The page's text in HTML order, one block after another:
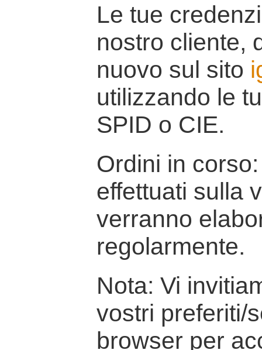
Le tue
nostro cliente,
nuovo sul sito
utilizzando le
SPID o CIE.
Ordini in
effettuati sulla
verranno
regolarmente.
Nota: Vi
vostri preferiti/
browser per